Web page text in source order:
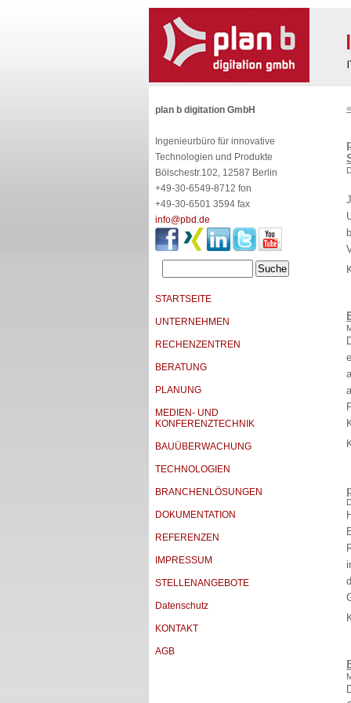
plan b digitation GmbH
Ingenieurbüro für innovative
Technologien und Produkte
Bölschestr.102, 12587 Berlin
+49-30-6549-8712 fon
+49-30-6501 3594 fax
info@pbd.de
STARTSEITE
UNTERNEHMEN
RECHENZENTREN
BERATUNG
PLANUNG
MEDIEN- UND
KONFERENZTECHNIK
BAUÜBERWACHUNG
TECHNOLOGIEN
BRANCHENLÖSUNGEN
DOKUMENTATION
REFERENZEN
IMPRESSUM
STELLENANGEBOTE
Datenschutz
KONTAKT
AGB